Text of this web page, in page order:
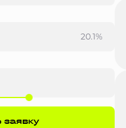
20.1%
заявку